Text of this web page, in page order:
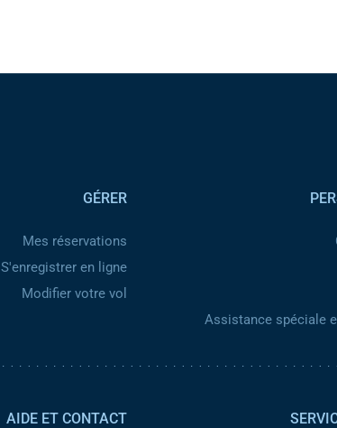
Assistance spéciale
GÉRER
Mes réservations
S'enregistrer en ligne
Modifier votre vol
AIDE ET CONTACT